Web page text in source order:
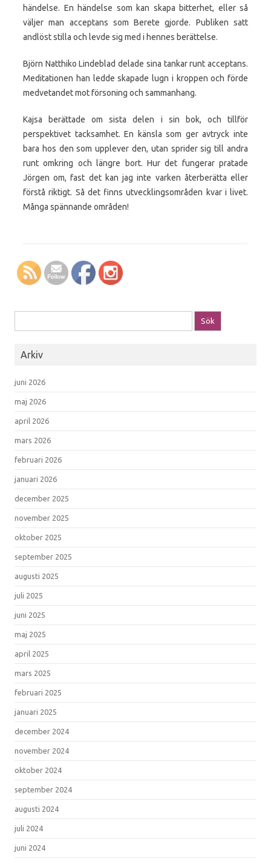
händelse. En händelse som kan skapa bitterhet, eller så
väljer man acceptans som Berete gjorde. Publiken satt
andlöst stilla och levde sig med i hennes berättelse.
Björn Natthiko Lindeblad delade sina tankar runt acceptans.
Meditationen han ledde skapade lugn i kroppen och förde
medvetandet mot försoning och sammanhang.
Kajsa berättade om sista delen i sin bok, och tillför
perspektivet tacksamhet. En känsla som ger avtryck inte
bara hos den som upplever den, utan sprider sig till andra
runt omkring och längre bort. Hur det fungerar pratade
Jörgen om, fast det kan jag inte varken återberätta eller
förstå riktigt. Så det finns utvecklingsområden kvar i livet.
Många spännande områden!
Arkiv
juni 2026
maj 2026
april 2026
mars 2026
februari 2026
januari 2026
december 2025
november 2025
oktober 2025
september 2025
augusti 2025
juli 2025
juni 2025
maj 2025
april 2025
mars 2025
februari 2025
januari 2025
december 2024
november 2024
oktober 2024
september 2024
augusti 2024
juli 2024
juni 2024